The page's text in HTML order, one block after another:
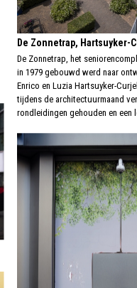
De Zonnetrap, Hartsuyker-
De Zonnetrap, het
in 1979 gebouwd werd naar
Enrico en Luzia Hartsuyker-
tijdens de architectuurmaand
rondleidingen gehouden en een